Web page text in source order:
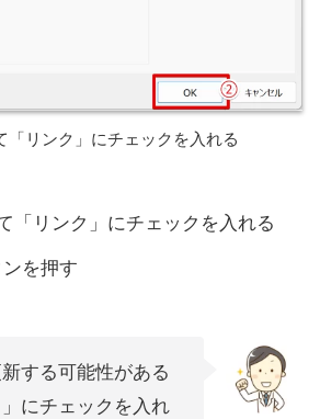
「リンク」にチェックを入れる
「リンク」にチェックを入れる
ンを押す
する可能性がある
にチェックを入れ